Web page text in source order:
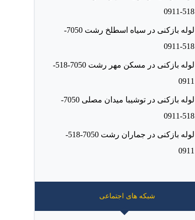
518-0911
لوله بازکنی در سیاه اسطلخ رشت 7050-
518-0911
لوله بازکنی در مسکن مهر رشت 7050-518-
0911
لوله بازکنی در توشیبا میدان مصلی 7050-
518-0911
لوله بازکنی در جماران رشت 7050-518-
0911
شبکه های اجتماعی